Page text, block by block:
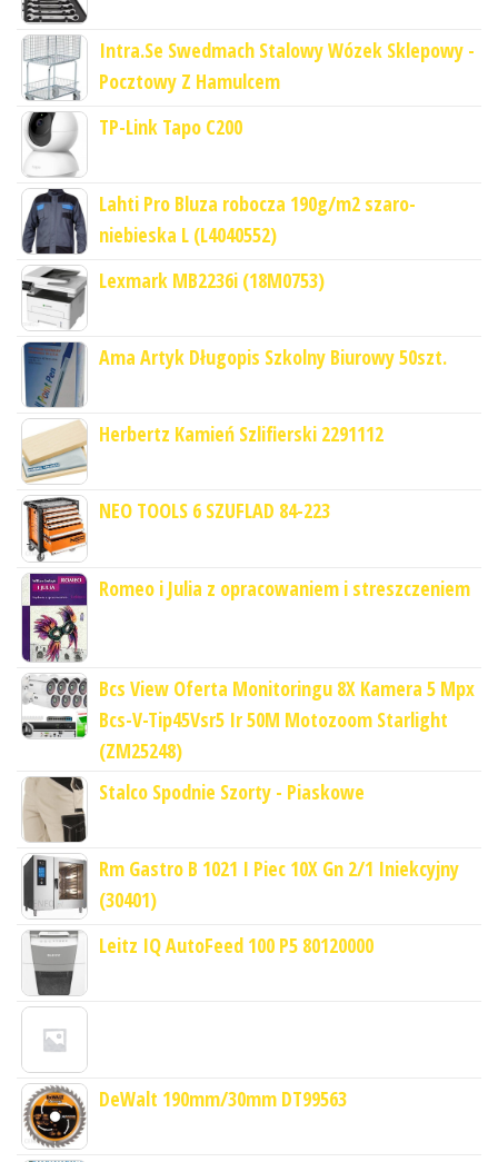
Intra.Se Swedmach Stalowy Wózek Sklepowy -
Pocztowy Z Hamulcem
TP-Link Tapo C200
Lahti Pro Bluza robocza 190g/m2 szaro-
niebieska L (L4040552)
Lexmark MB2236i (18M0753)
Ama Artyk Długopis Szkolny Biurowy 50szt.
Herbertz Kamień Szlifierski 2291112
NEO TOOLS 6 SZUFLAD 84-223
Romeo i Julia z opracowaniem i streszczeniem
Bcs View Oferta Monitoringu 8X Kamera 5 Mpx
Bcs-V-Tip45Vsr5 Ir 50M Motozoom Starlight
(ZM25248)
Stalco Spodnie Szorty - Piaskowe
Rm Gastro B 1021 I Piec 10X Gn 2/1 Iniekcyjny
(30401)
Leitz IQ AutoFeed 100 P5 80120000
DeWalt 190mm/30mm DT99563